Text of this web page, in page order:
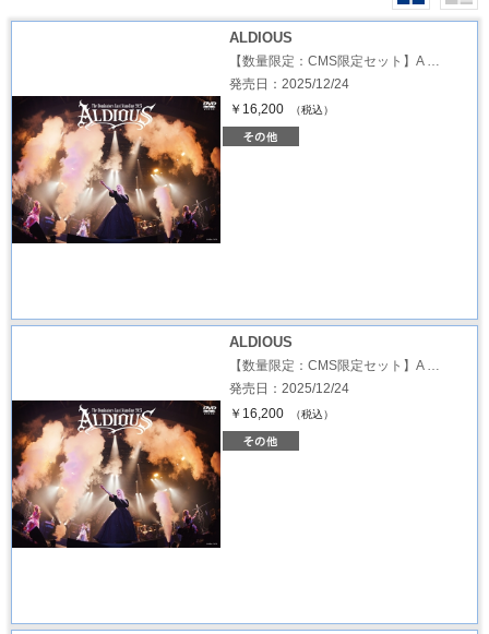
ALDIOUS
【数量限定：CMS限定セット】A …
発売日：2025/12/24
￥16,200
（税込）
ALDIOUS
【数量限定：CMS限定セット】A …
発売日：2025/12/24
￥16,200
（税込）